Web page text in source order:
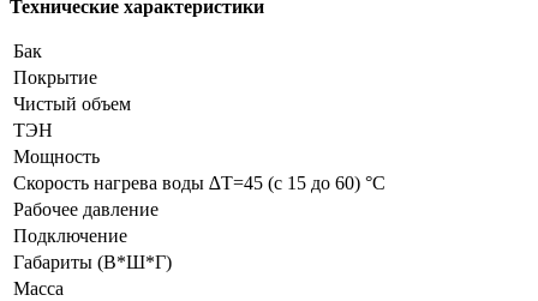
Технические характеристики
Бак
Покрытие
Чистый объем
ТЭН
Мощность
Скорость нагрева воды ∆Т=45 (с 15 до 60) °С
Рабочее давление
Подключение
Габариты (В*Ш*Г)
Масса